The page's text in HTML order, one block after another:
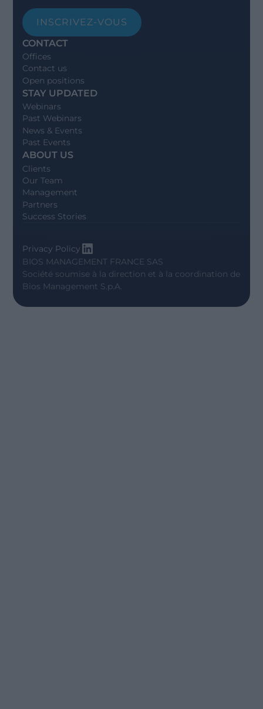
INSCRIVEZ-VOUS
CONTACT
Offices
Contact us
Open positions
STAY UPDATED
Webinars
Past Webinars
News & Events
Past Events
ABOUT US
Clients
Our Team
Management
Partners
Success Stories
BIOS MANAGEMENT FRANCE SAS
Société soumise à la direction et à la coordination de
Bios Management S.p.A.
Privacy Policy